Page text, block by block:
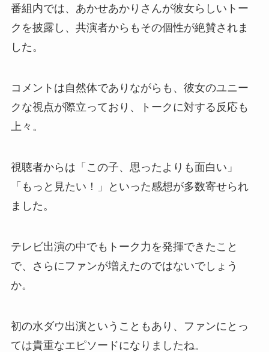
番組内では、あかせあかりさんが彼女らしいトー
クを披露し、共演者からもその個性が絶賛されま
した。
コメントは自然体でありながらも、彼女のユニー
クな視点が際立っており、トークに対する反応も
上々。
視聴者からは「この子、思ったよりも面白い」
「もっと見たい！」といった感想が多数寄せられ
ました。
テレビ出演の中でもトーク力を発揮できたこと
で、さらにファンが増えたのではないでしょう
か。
初の水ダウ出演ということもあり、ファンにとっ
ては貴重なエピソードになりましたね。